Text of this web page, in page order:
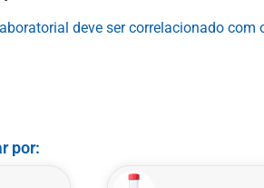
deve ser correlacionado
por: